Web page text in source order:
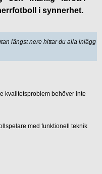
i synnerhet.
längst nere hittar du alla inlägg i
kvalitetsproblem behöver inte
med funktionell teknik